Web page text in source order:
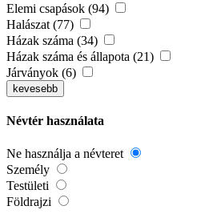
Elemi csapások (94)
Halászat (77)
Házak száma (34)
Házak száma és állapota (21)
Járványok (6)
kevesebb
Névtér használata
Ne használja a névteret
Személy
Testületi
Földrajzi